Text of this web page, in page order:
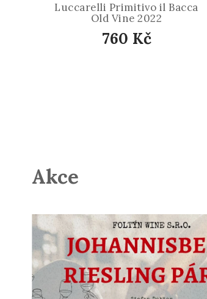
Luccarelli Primitivo il Bacca
Old Vine 2022
760 Kč
Akce